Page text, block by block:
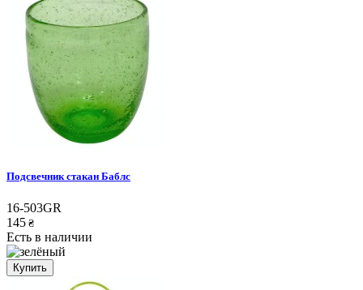
Подсвечник стакан Баблс
16-503GR
145 ₴
Есть в наличии
Купить